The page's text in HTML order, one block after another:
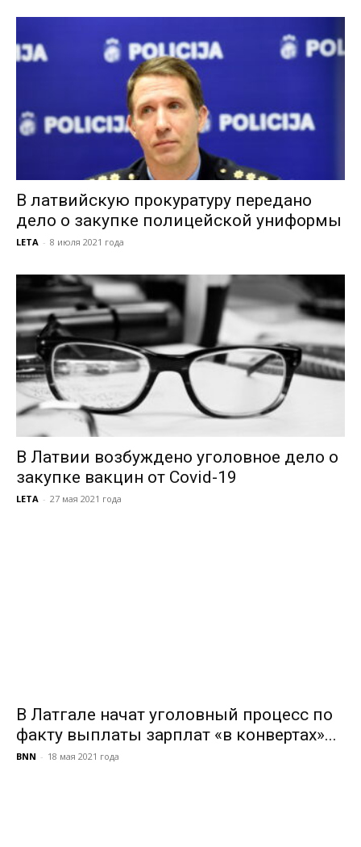
В латвийскую прокуратуру передано
дело о закупке полицейской униформы
LETA - 8 июля 2021 года
В Латвии возбуждено уголовное дело о
закупке вакцин от Covid-19
LETA - 27 мая 2021 года
В Латгале начат уголовный процесс по
факту выплаты зарплат «в конвертах»...
BNN - 18 мая 2021 года